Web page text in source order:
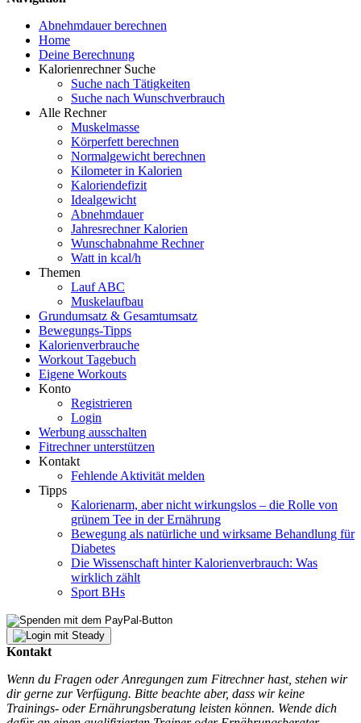
Abnehmdauer berechnen
Home
Deine Berechnung
Kalorienrechner Suche
Suche nach Tätigkeiten
Suche nach Wunschverbrauch
Alle Rechner
Muskelmasse
Körperfett berechnen
Normalgewicht berechnen
Kilometer in Kalorien
Kaloriendefizit
Idealgewicht
Abnehmdauer
Jahresrechner Kalorien
Wunschabnahme Rechner
Watt in kcal/h
Themen
Lauf ABC
Muskelaufbau
Grundumsatz & Gesamtumsatz
Bewegungs-Tipps
Kalorienverbrauche
Workout Tagebuch
Eigene Workouts
Konto
Registrieren
Login
Werbung ausschalten
Fitrechner unterstützen
Kontakt
Fehlende Aktivität melden
Tipps
Kalorienarm, aber nicht wirkungslos – die Rolle von
grünem Tee in der Ernährung
Bewegung als natürliche und wirksame Behandlung für
Diabetes
Die Wissenschaft hinter Kalorienverbrauch: Was
wirklich zählt
Sport BHs
Kontakt
Wenn du Fragen oder Anregungen zum Fitrechner hast, stehen wir
dir gerne zur Verfügung. Bitte beachte aber, dass wir keine
Trainings- oder Ernährungsberatung leisten können. Wende dich